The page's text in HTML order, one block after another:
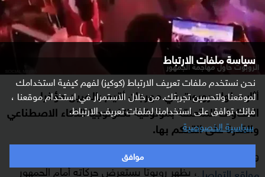
سياسة ملفات الارتباط
نحن نستخدم ملفات تعريف الارتباط (كوكيز) لفهم كيفية استخدامك
لموقعنا ولتحسين تجربتك. من خلال الاستمرار في استخدام موقعنا ،
فإنك توافق على استخدامنا لملفات تعريف الارتباط.
سياسية الخصوصية
موافق
الروبوت حاول مهاجمة الجمهور
أثار سلوك روبوت في مهرجان أقيم بالصين مؤخرا
المخاوف المتعلقة بموثوقية تكنولوجيا الذكاء الاصطناعي
والقدرة على التحكم بها.
ونشر موقع "ذا إيكومنوميك تايمز" مقطع فيديو تداوله رواد
مواقع التواصل، يظهر روبوتا يستعرض حركاته أمام الجمهور